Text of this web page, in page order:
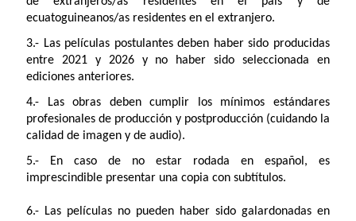
ecuatoguineanos/as residentes en el extranjero.
3.- Las películas postulantes deben haber sido producidas
entre 2021 y 2026 y no haber sido seleccionada en
ediciones anteriores.
4.- Las obras deben cumplir los mínimos estándares
profesionales de producción y postproducción (cuidando la
calidad de imagen y de audio).
5.- En caso de no estar rodada en español, es
imprescindible presentar una copia con subtítulos.
6.- Las películas no pueden haber sido galardonadas en